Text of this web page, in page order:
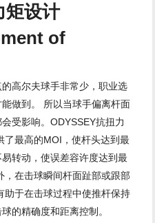
矩设计
of
高尔夫球手非常少，职业选
做到。 所以当球手偏离杆面
受影响。ODYSSEY抗扭力
了最高的MOI，使杆头达到最
转动，使误差容许度达到最
，在击球瞬间杆面趾部或跟部
助于在击球过程中使推杆保持
的精确度和距离控制。